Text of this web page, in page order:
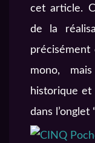
cet article.
de la
précisément
mono,
historique
dans l’onglet